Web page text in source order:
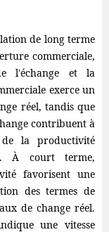
de long terme
commerciale,
l'échange et la
exerce un
réel, tandis que
contribuent à
la productivité
À court terme,
favorisent une
des termes de
de change réel.
une vitesse